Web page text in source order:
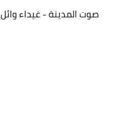
صوت المدينة - غيداء وائل